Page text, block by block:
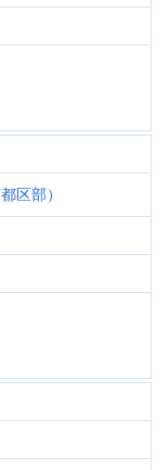
区部）